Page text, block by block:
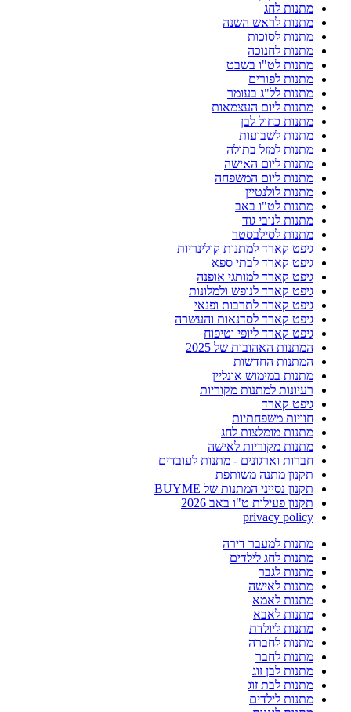
מתנות לחג
מתנות לראש השנה
מתנות לסוכות
מתנות לחנוכה
מתנות לט"ו בשבט
מתנות לפורים
מתנות לל"ג בעומר
מתנות ליום העצמאות
מתנות כחול לבן
מתנות לשבועות
מתנות למזל בתולה
מתנות ליום האישה
מתנות ליום המשפחה
מתנות לולנטיין
מתנות לט"ו באב
מתנות לנובי גוד
מתנות לסילבסטר
גיפט קארד למתנות קולינריות
גיפט קארד לבתי ספא
גיפט קארד למותגי אופנה
גיפט קארד לנופש ולמלונות
גיפט קארד לתרבות ופנאי
גיפט קארד לסדנאות והעשרה
גיפט קארד ליופי וטיפוח
המתנות האהובות של 2025
המתנות החדשות
מתנות במימוש אונליין
רעיונות למתנות מקוריות
גיפט קארד
חוויות משפחתיות
מתנות מומלצות לחג
מתנות מקוריות לאישה
חברות וארגונים - מתנות לעובדים
תקנון מתנה משותפת
תקנון נסייני המתנות של BUYME
תקנון פעילות ט"ו באב 2026
privacy policy
מתנות למעבר דירה
מתנות לחג לילדים
מתנות לגבר
מתנות לאישה
מתנות לאמא
מתנות לאבא
מתנות ליולדת
מתנות לחברה
מתנות לחבר
מתנות לבן זוג
מתנות לבת זוג
מתנות לילדים